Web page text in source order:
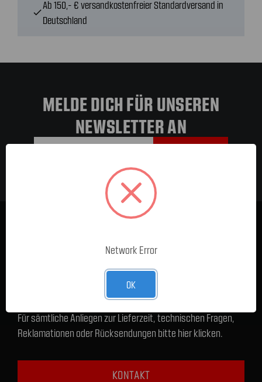
check
Ab 150,- € versandkostenfreier Standardversand in
Deutschland
MELDE DICH FÜR UNSEREN
NEWSLETTER AN
Adresse
Für sämtliche Anliegen zur Lieferzeit, technischen Fragen,
Reklamationen oder Rücksendungen bitte hier klicken.
KONTAKT
Network Error
OK